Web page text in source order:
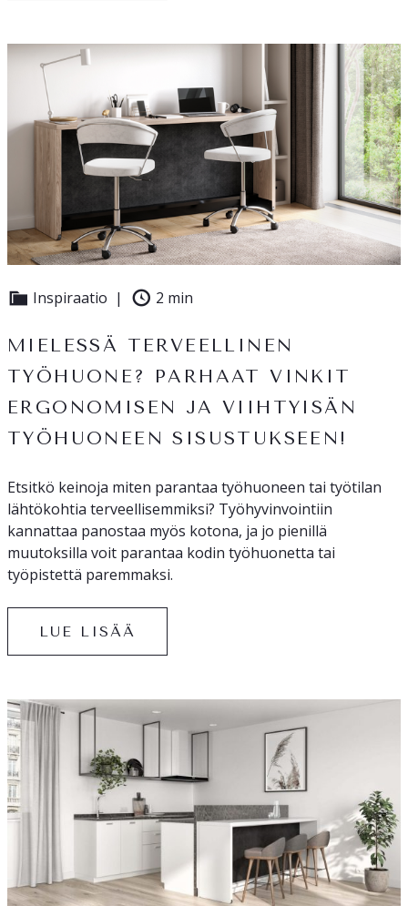
Inspiraatio 2 min
MIELESSÄ TERVEELLINEN
TYÖHUONE? PARHAAT VINKIT
ERGONOMISEN JA VIIHTYISÄN
TYÖHUONEEN SISUSTUKSEEN!
Etsitkö keinoja miten parantaa työhuoneen tai työtilan
lähtökohtia terveellisemmiksi? Työhyvinvointiin
kannattaa panostaa myös kotona, ja jo pienillä
muutoksilla voit parantaa kodin työhuonetta tai
työpistettä paremmaksi.
LUE LISÄÄ